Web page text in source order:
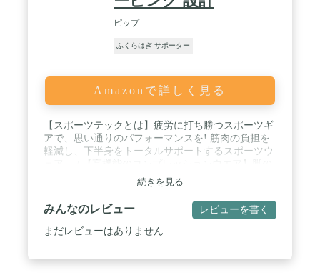
ピップ
ふくらはぎ サポーター
Amazonで詳しく見る
【スポーツテックとは】疲労に打ち勝つスポーツギ
アで、思い通りのパフォーマンスを! 筋肉の負担を
軽減し、下半身をトータルサポートするスポーツウ
ポンプ機能を補助する段階圧力設計と、筋肉のブレ
を抑制するコンプレッション機能で疲労軽減をサポ
ート。また、テーピング設計がスポーツ時のパフォ
ーマンスをサポート。 / 【快適な着用感】通気性、
吸汗速乾性に優れ、汗をかいてもサラッと快適。 /
続きを見る
みんなのレビュー レビューを書く
まだレビューはありません